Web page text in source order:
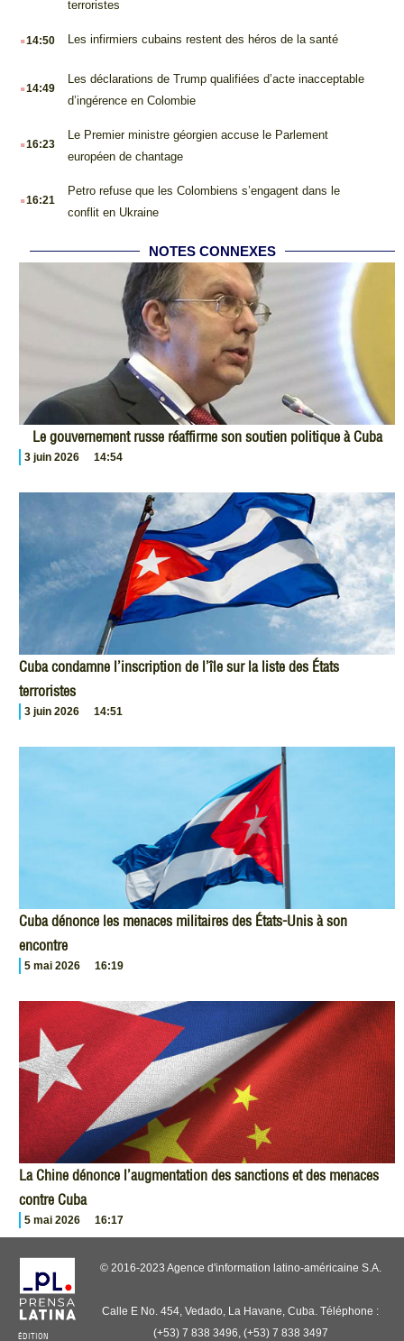
terroristes
.14:50 Les infirmiers cubains restent des héros de la santé
.14:49
Les déclarations de Trump qualifiées d’acte inacceptable
d’ingérence en Colombie
.16:23
Le Premier ministre géorgien accuse le Parlement
européen de chantage
.16:21
Petro refuse que les Colombiens s’engagent dans le
conflit en Ukraine
NOTES CONNEXES
Le gouvernement russe réaffirme son soutien politique à Cuba
3 juin 2026 14:54
Cuba condamne l’inscription de l’île sur la liste des États
terroristes
3 juin 2026 14:51
Cuba dénonce les menaces militaires des États-Unis à son
encontre
5 mai 2026 16:19
La Chine dénonce l’augmentation des sanctions et des menaces
contre Cuba
5 mai 2026 16:17
ÉDITION
© 2016-2023 Agence d'information latino-américaine S.A.
Calle E No. 454, Vedado, La Havane, Cuba. Téléphone :
(+53) 7 838 3496, (+53) 7 838 3497